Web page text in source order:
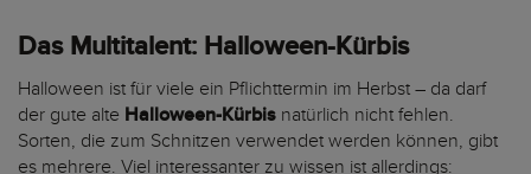
Das Multitalent: Halloween-Kürbis
Halloween ist für viele ein Pflichttermin im Herbst – da darf
der gute alte Halloween-Kürbis natürlich nicht fehlen.
Sorten, die zum Schnitzen verwendet werden können, gibt
es mehrere. Viel interessanter zu wissen ist allerdings: